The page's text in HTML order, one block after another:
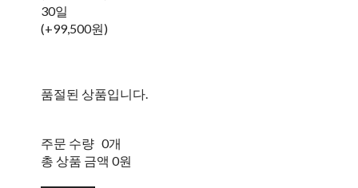
30일
(+99,500원)
품절된 상품입니다.
주문 수량 0개
총 상품 금액 0원